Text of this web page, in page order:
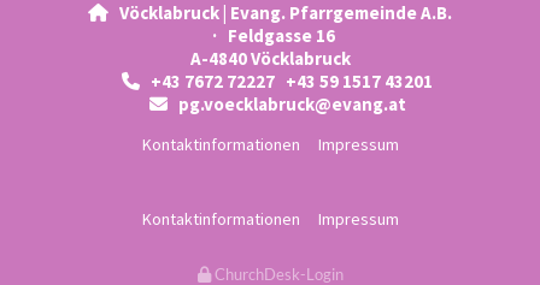
 Vöcklabruck | Evang. Pfarrgemeinde A.B.
· Feldgasse 16
A-4840 Vöcklabruck
 +43 7672 72227 +43 59 1517 43201
pg.voecklabruck@evang.at
Kontaktinformationen Impressum
Kontaktinformationen Impressum
ChurchDesk-Login